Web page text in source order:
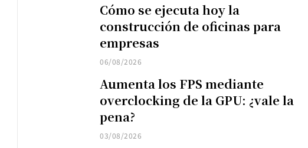
Cómo se ejecuta hoy la
construcción de oficinas para
empresas
06/08/2026
Aumenta los FPS mediante
overclocking de la GPU: ¿vale la
pena?
03/08/2026